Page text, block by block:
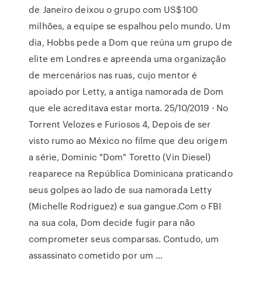
de Janeiro deixou o grupo com US$100
milhões, a equipe se espalhou pelo mundo. Um
dia, Hobbs pede a Dom que reúna um grupo de
elite em Londres e apreenda uma organização
de mercenários nas ruas, cujo mentor é
apoiado por Letty, a antiga namorada de Dom
que ele acreditava estar morta. 25/10/2019 · No
Torrent Velozes e Furiosos 4, Depois de ser
visto rumo ao México no filme que deu origem
a série, Dominic "Dom" Toretto (Vin Diesel)
reaparece na República Dominicana praticando
seus golpes ao lado de sua namorada Letty
(Michelle Rodriguez) e sua gangue.Com o FBI
na sua cola, Dom decide fugir para não
comprometer seus comparsas. Contudo, um
assassinato cometido por um …